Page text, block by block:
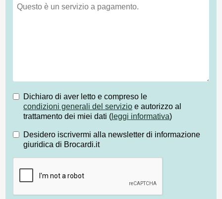
Dichiaro di aver letto e compreso le
condizioni generali del servizio e autorizzo al
trattamento dei miei dati ( leggi informativa)
Desidero iscrivermi alla newsletter di informazione
giuridica di Brocardi.it